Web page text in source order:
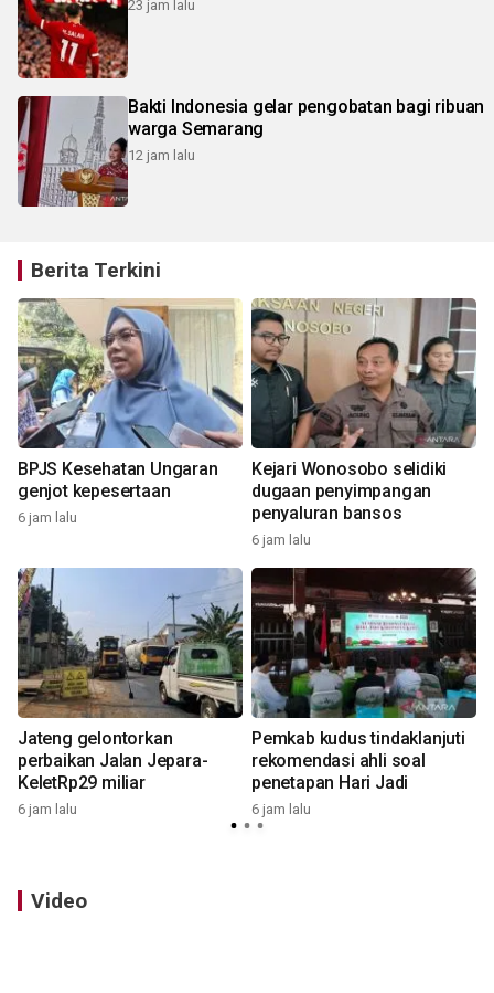
23 jam lalu
Bakti Indonesia gelar pengobatan bagi ribuan
warga Semarang
12 jam lalu
Berita Terkini
BPJS Kesehatan Ungaran
genjot kepesertaan
6 jam lalu
Kejari Wonosobo selidiki
dugaan penyimpangan
penyaluran bansos
6 jam lalu
Jateng gelontorkan
perbaikan Jalan Jepara-
KeletRp29 miliar
6 jam lalu
Pemkab kudus tindaklanjuti
rekomendasi ahli soal
penetapan Hari Jadi
6 jam lalu
Video